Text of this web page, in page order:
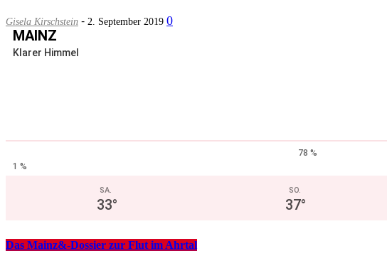
Gisela Kirschstein - 2. September 2019 0
MAINZ
Klarer Himmel
78 %
1 %
SA.
33°
SO.
37°
Das Mainz&-Dossier zur Flut im Ahrtal